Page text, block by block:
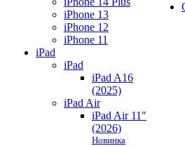
iPhone 13
iPhone 12
iPhone 11
iPad
iPad
iPad A16
(2025)
iPad Air
iPad Air 11"
(2026)
Новинка